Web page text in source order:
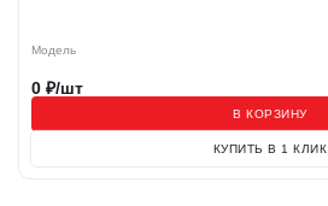
Модель
0 ₽/шт
В КОРЗИНУ
КУПИТЬ В 1 КЛИК